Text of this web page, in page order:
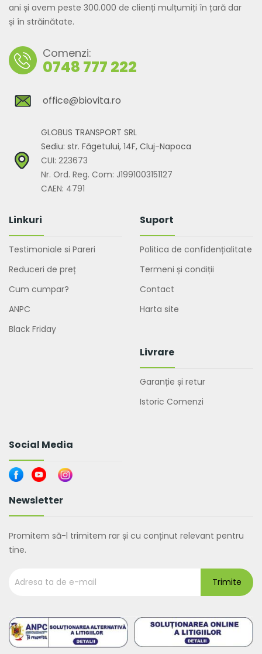
ani și avem peste 300.000 de clienți mulțumiți în țară dar
și în străinătate.
Comenzi:
0748 777 222
office@biovita.ro
GLOBUS TRANSPORT SRL
Sediu: str. Făgetului, 14F, Cluj-Napoca
CUI: 223673
Nr. Ord. Reg. Com: J1991003151127
CAEN: 4791
Linkuri
Testimoniale si Pareri
Reduceri de preț
Cum cumpar?
ANPC
Black Friday
Suport
Politica de confidențialitate
Termeni și condiții
Contact
Harta site
Livrare
Garanție și retur
Istoric Comenzi
Social Media
Newsletter
Promitem să-l trimitem rar și cu conținut relevant pentru
tine.